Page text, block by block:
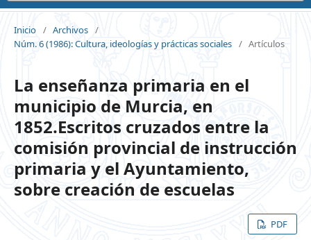
Inicio / Archivos /
Núm. 6 (1986): Cultura, ideologías y prácticas sociales / Artículos
La enseñanza primaria en el
municipio de Murcia, en
1852.Escritos cruzados entre la
comisión provincial de instrucción
primaria y el Ayuntamiento,
sobre creación de escuelas
PDF